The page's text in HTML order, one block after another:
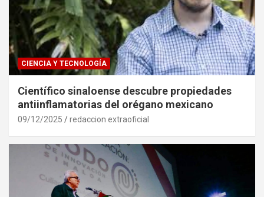
CIENCIA Y TECNOLOGÍA
Científico sinaloense descubre propiedades
antiinflamatorias del orégano mexicano
09/12/2025 redaccion extraoficial